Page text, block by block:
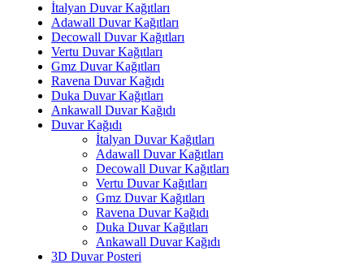
İtalyan Duvar Kağıtları
Adawall Duvar Kağıtları
Decowall Duvar Kağıtları
Vertu Duvar Kağıtları
Gmz Duvar Kağıtları
Ravena Duvar Kağıdı
Duka Duvar Kağıtları
Ankawall Duvar Kağıdı
Duvar Kağıdı
İtalyan Duvar Kağıtları
Adawall Duvar Kağıtları
Decowall Duvar Kağıtları
Vertu Duvar Kağıtları
Gmz Duvar Kağıtları
Ravena Duvar Kağıdı
Duka Duvar Kağıtları
Ankawall Duvar Kağıdı
3D Duvar Posteri